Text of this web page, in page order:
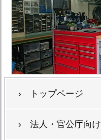
› トップページ
› 法人・官公庁向